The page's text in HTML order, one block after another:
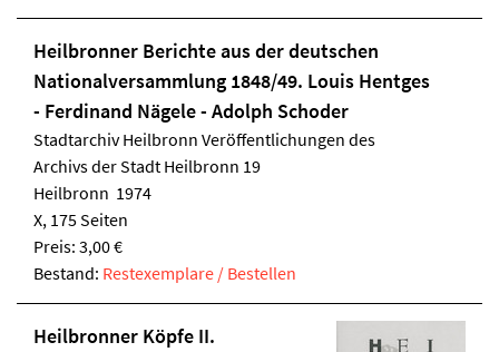
Heilbronner Berichte aus der deutschen
Nationalversammlung 1848/49. Louis Hentges
- Ferdinand Nägele - Adolph Schoder
Stadtarchiv Heilbronn Veröffentlichungen des
Archivs der Stadt Heilbronn 19
Heilbronn 1974
X, 175 Seiten
Preis: 3,00 €
Bestand: Restexemplare / Bestellen
Heilbronner Köpfe II.